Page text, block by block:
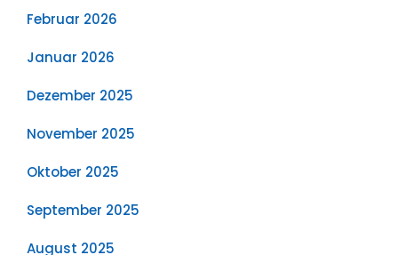
Februar 2026
Januar 2026
Dezember 2025
November 2025
Oktober 2025
September 2025
August 2025